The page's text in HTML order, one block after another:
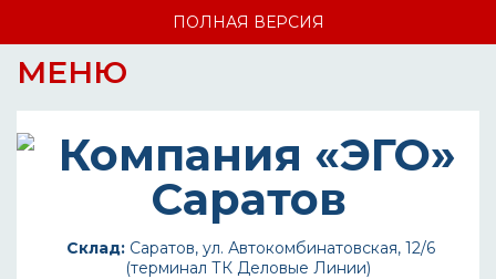
ПОЛНАЯ ВЕРСИЯ
МЕНЮ
Склад:Саратов, ул. Автокомбинатовская, 12/6
(терминал ТК Деловые Линии)